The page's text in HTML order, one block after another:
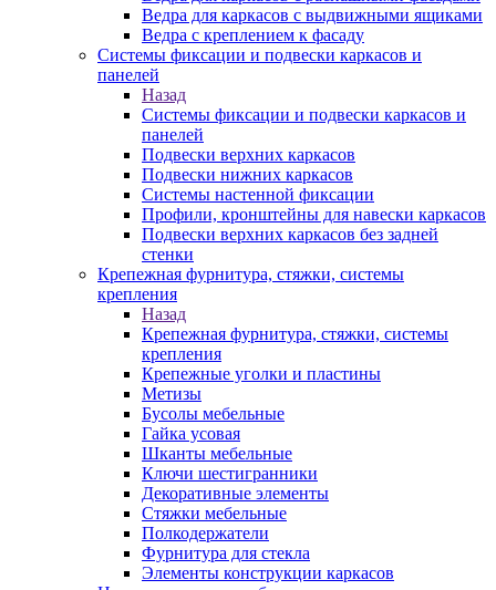
Ведра для каркасов с выдвижными ящиками
Ведра с креплением к фасаду
Системы фиксации и подвески каркасов и
панелей
Назад
Системы фиксации и подвески каркасов и
панелей
Подвески верхних каркасов
Подвески нижних каркасов
Системы настенной фиксации
Профили, кронштейны для навески каркасов
Подвески верхних каркасов без задней
стенки
Крепежная фурнитура, стяжки, системы
крепления
Назад
Крепежная фурнитура, стяжки, системы
крепления
Крепежные уголки и пластины
Метизы
Бусолы мебельные
Гайка усовая
Шканты мебельные
Ключи шестигранники
Декоративные элементы
Стяжки мебельные
Полкодержатели
Фурнитура для стекла
Элементы конструкции каркасов